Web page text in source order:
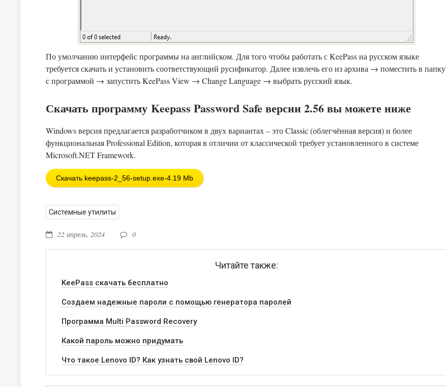
По умолчанию интерфейс программы на английском. Для того чтобы работать с KeePass на русском языке
требуется скачать и установить соответствующий русификатор. Далее извлечь его из архива → поместить в папку
с программой → запустить KeePass View → Change Language → выбрать русский язык.
Скачать программу Keepass Password Safe версии 2.56 вы можете ниже
Windows версия предлагается разработчиком в двух вариантах – это Classic (облегчённая версия) и более
функциональная Professional Edition, которая в отличии от классической требует установленного в системе
Microsoft.NET Framework.
Скачать keepass-2_56-setup.exe-4.19 Mb
Системные утилиты
22 апрель, 2024 0
Читайте также:
KeePass скачать бесплатно
Создаем надежные пароли с помощью генератора паролей
Программа Multi Password Recovery
Какой пароль можно придумать
Что такое Lenovo ID? Как узнать свой Lenovo ID?